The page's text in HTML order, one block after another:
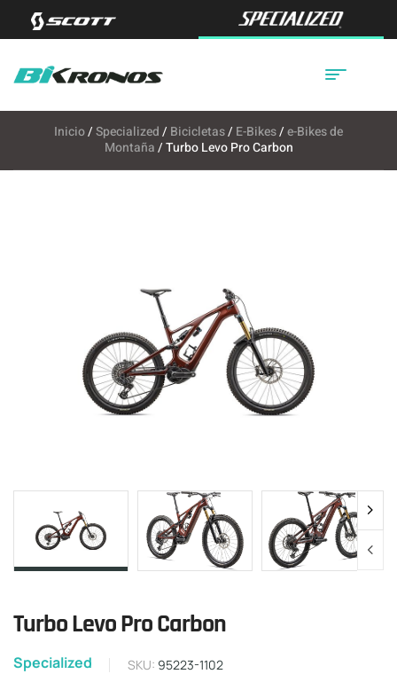
Inicio/Specialized/ Bicicletas/ E-Bikes/e-Bikes de
Montaña/ Turbo Levo Pro Carbon
Turbo Levo Pro Carbon
Specialized SKU: 95223-1102